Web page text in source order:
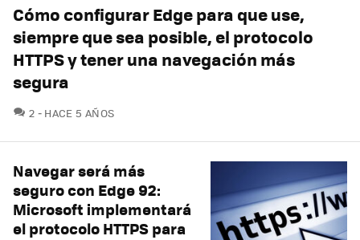
Cómo configurar Edge para que use,
siempre que sea posible, el protocolo
HTTPS y tener una navegación más
segura
2 COMENTARIOS
HACE 5 AÑOS
Navegar será más
seguro con Edge 92:
Microsoft implementará
el protocolo HTTPS para